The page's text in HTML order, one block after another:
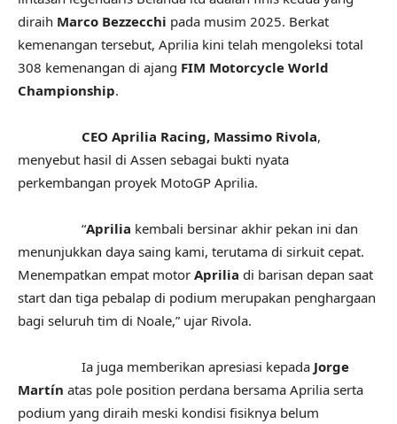
diraih Marco Bezzecchi pada musim 2025. Berkat
kemenangan tersebut, Aprilia kini telah mengoleksi total
308 kemenangan di ajang FIM Motorcycle World
Championship.
CEO Aprilia Racing, Massimo Rivola,
menyebut hasil di Assen sebagai bukti nyata
perkembangan proyek MotoGP Aprilia.
“Aprilia kembali bersinar akhir pekan ini dan
menunjukkan daya saing kami, terutama di sirkuit cepat.
Menempatkan empat motor Aprilia di barisan depan saat
start dan tiga pebalap di podium merupakan penghargaan
bagi seluruh tim di Noale,” ujar Rivola.
Ia juga memberikan apresiasi kepada Jorge
Martín atas pole position perdana bersama Aprilia serta
podium yang diraih meski kondisi fisiknya belum